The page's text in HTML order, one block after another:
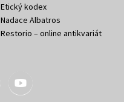
Etický kodex
Nadace Albatros
Restorio – online antikvariát